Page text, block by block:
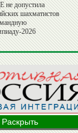
допустила
шахматистов
2026
Раскрыть